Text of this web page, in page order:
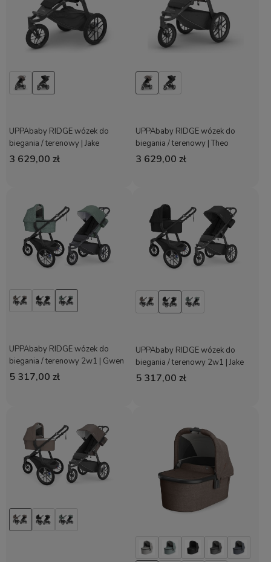
UPPAbaby RIDGE wózek do
biegania / terenowy | Jake
3 629,00 zł
UPPAbaby RIDGE wózek do
biegania / terenowy | Theo
3 629,00 zł
UPPAbaby RIDGE wózek do
biegania / terenowy 2w1 | Gwen
5 317,00 zł
UPPAbaby RIDGE wózek do
biegania / terenowy 2w1 | Jake
5 317,00 zł